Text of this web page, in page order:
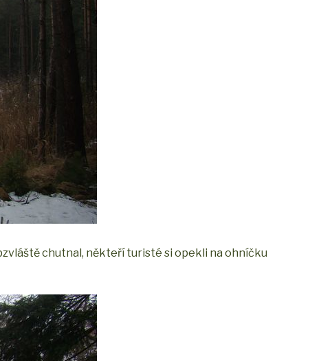
chutnal, někteří turisté si opekli na ohníčku